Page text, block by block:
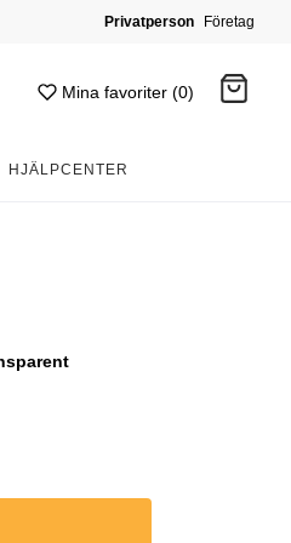
Privatperson Företag
Mina favoriter (0)
HJÄLPCENTER